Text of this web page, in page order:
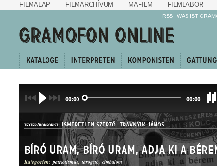
FILMALAP FILMARCHÍVUM MAFILM FILMLABOR
RSS WAS IST
00:00 00:00
TEXTER/KOMPONIST: ISMERETLEN SZERZŐ,TRAVNYIK JÁNOS
Kategorien: patriotizmus tárogató cimbalom